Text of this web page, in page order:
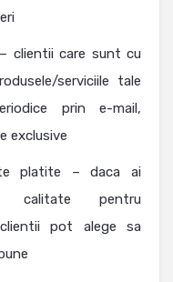
clientii care sunt cu
serviciile tale
prin e-mail,
exclusive
platite – daca ai
calitate pentru
clientii pot alege sa